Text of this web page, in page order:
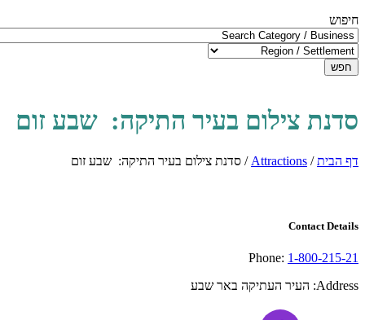
חיפוש
חפש
סדנת צילום בעיר התיקה: שבע זום
דף הבית/
Attractions
/ סדנת צילום בעיר התיקה: שבע זום
Contact Details
Phone: 1-800-215-21
Address: העיר העתיקה באר שבע